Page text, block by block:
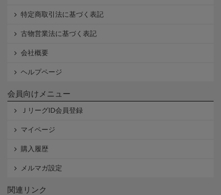
特定商取引法に基づく表記
古物営業法に基づく表記
会社概要
ヘルプページ
会員向けメニュー
ＪリーグID会員登録
マイページ
購入履歴
メルマガ設定
関連リンク